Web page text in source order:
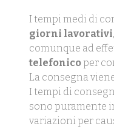
I tempi medi di
giorni lavorativi
comunque ad
telefonicoper
La consegna
I tempi di
sono puramente
variazioni per